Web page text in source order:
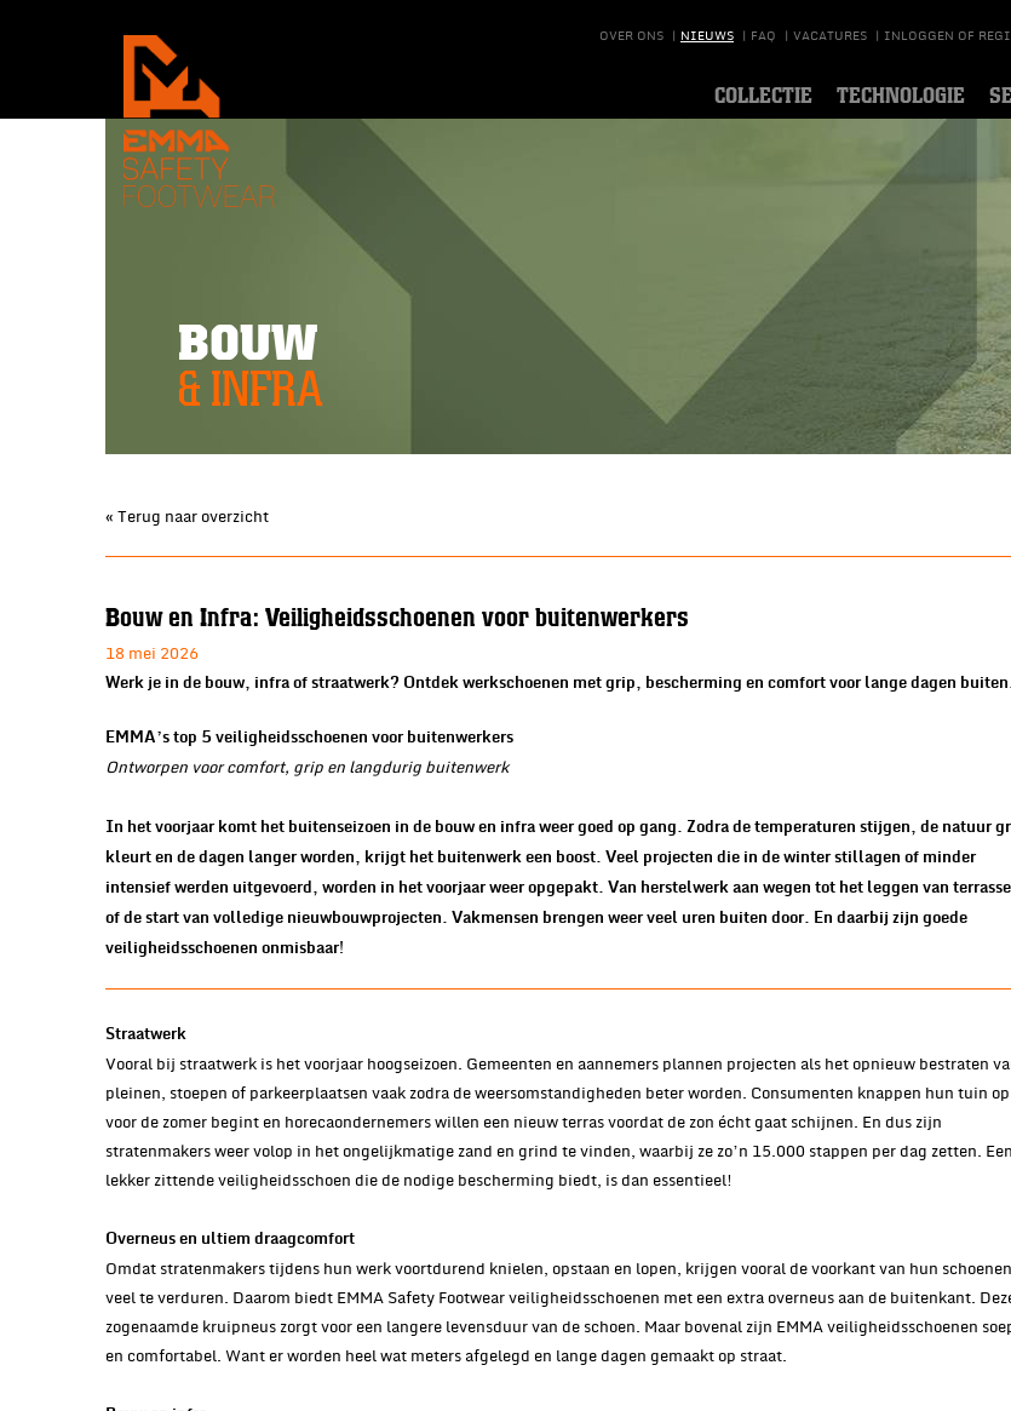
OVER ONS | NIEUWS | FAQ | VACATURES | INLOGGEN OF
COLLECTIE TECHNOLOGIE
BOUW
& INFRA
« Terug naar overzicht
Bouw en Infra: Veiligheidsschoenen voor buitenwerkers
18 mei 2026
Werk je in de bouw, infra of straatwerk? Ontdek werkschoenen met grip, bescherming en comfort voor lange dagen
EMMA’s top 5 veiligheidsschoenen voor buitenwerkers
Ontworpen voor comfort, grip en langdurig buitenwerk
In het voorjaar komt het buitenseizoen in de bouw en infra weer goed op gang. Zodra de temperaturen stijgen, de natuur
kleurt en de dagen langer worden, krijgt het buitenwerk een boost. Veel projecten die in de winter stillagen of minder
intensief werden uitgevoerd, worden in het voorjaar weer opgepakt. Van herstelwerk aan wegen tot het leggen van
of de start van volledige nieuwbouwprojecten. Vakmensen brengen weer veel uren buiten door. En daarbij zijn goede
veiligheidsschoenen onmisbaar!
Straatwerk
Vooral bij straatwerk is het voorjaar hoogseizoen. Gemeenten en aannemers plannen projecten als het opnieuw bestraten
pleinen, stoepen of parkeerplaatsen vaak zodra de weersomstandigheden beter worden. Consumenten knappen hun tuin op
voor de zomer begint en horecaondernemers willen een nieuw terras voordat de zon écht gaat schijnen. En dus zijn
stratenmakers weer volop in het ongelijkmatige zand en grind te vinden, waarbij ze zo’n 15.000 stappen per dag zetten. Een
lekker zittende veiligheidsschoen die de nodige bescherming biedt, is dan essentieel!
Overneus en ultiem draagcomfort
Omdat stratenmakers tijdens hun werk voortdurend knielen, opstaan en lopen, krijgen vooral de voorkant van hun schoenen
veel te verduren. Daarom biedt EMMA Safety Footwear veiligheidsschoenen met een extra overneus aan de buitenkant.
zogenaamde kruipneus zorgt voor een langere levensduur van de schoen. Maar bovenal zijn EMMA veiligheidsschoenen
en comfortabel. Want er worden heel wat meters afgelegd en lange dagen gemaakt op straat.